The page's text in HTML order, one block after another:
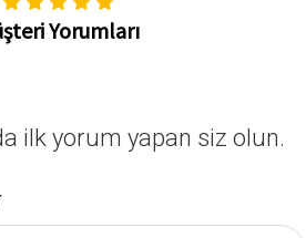
Yorumları
ilk yorum yapan siz olun.